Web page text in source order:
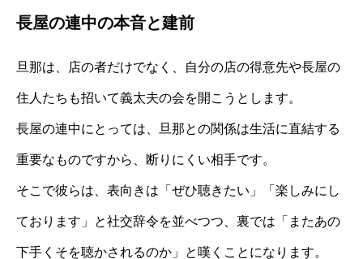
長屋の連中の本音と建前
旦那は、店の者だけでなく、自分の店の得意先や長屋の
住人たちも招いて義太夫の会を開こうとします。
長屋の連中にとっては、旦那との関係は生活に直結する
重要なものですから、断りにくい相手です。
そこで彼らは、表向きは「ぜひ聴きたい」「楽しみにし
ております」と社交辞令を並べつつ、裏では「またあの
下手くそを聴かされるのか」と嘆くことになります。